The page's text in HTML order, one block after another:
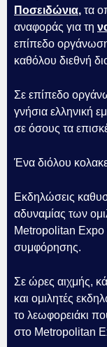
Ποσειδώνια, τα
αναφοράς για τη
επίπεδο
καθόλου διεθνή
Σε επίπεδο
γνήσια ελληνική
σε όσους τα
Ένα διόλου
Εκδηλώσεις
αδυναμίας των
Metropolitan Expo
συμφόρησης.
Σε ώρες αιχμής,
και ομιλητές
το λεωφορειάκι
στο Metropolitan